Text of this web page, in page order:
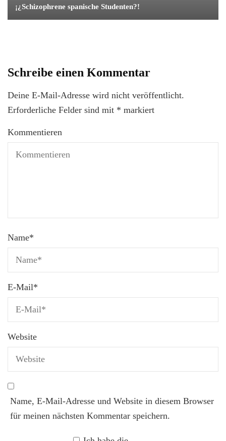
¡¿Schizophrene spanische Studenten?!
Schreibe einen Kommentar
Deine E-Mail-Adresse wird nicht veröffentlicht.
Erforderliche Felder sind mit * markiert
Kommentieren
Name*
E-Mail*
Website
Name, E-Mail-Adresse und Website in diesem Browser
für meinen nächsten Kommentar speichern.